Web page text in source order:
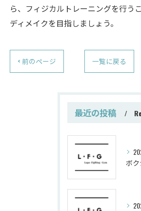
ら、フィジカルトレーニングを行う
ディメイクを目指しましょう。
< 前のページ 一覧に戻る
最近の投稿